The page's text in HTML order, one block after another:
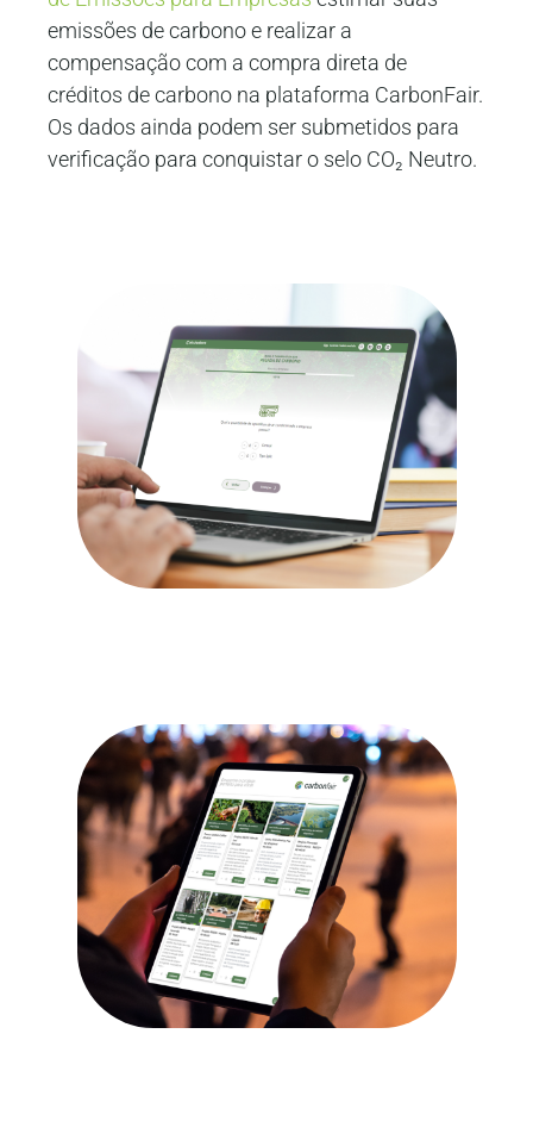
emissões de carbono e realizar a
compensação com a compra direta de
créditos de carbono na plataforma CarbonFair.
Os dados ainda podem ser submetidos para
verificação para conquistar o selo CO₂ Neutro.